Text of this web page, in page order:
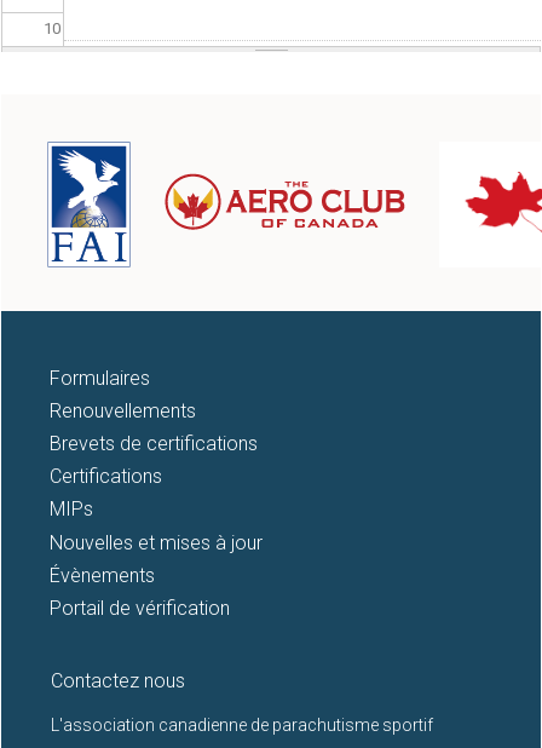
10
12
14
15
16
18
19
20
Formulaires
Renouvellements
Brevets de certifications
Certifications
MIPs
Nouvelles et mises à jour
Évènements
Portail de vérification
Contactez nous
L'association canadienne de parachutisme sportif